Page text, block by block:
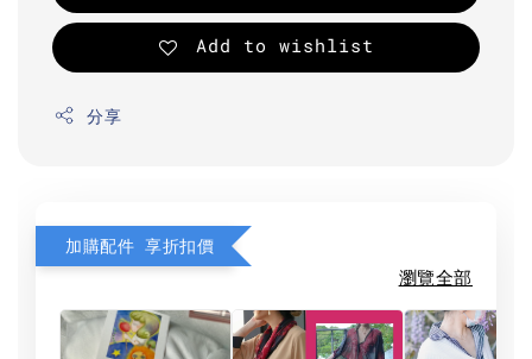
Add to wishlist
分享
加購配件 享折扣價
瀏覽全部